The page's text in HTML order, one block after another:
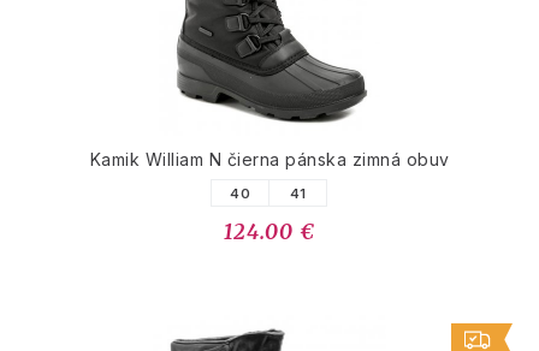
Kamik William N čierna pánska zimná obuv
40 41
124.00 €